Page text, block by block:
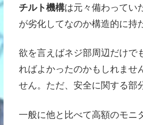
チルト機構は元々備わってい
が劣化してなのか構造的に持
欲を言えばネジ部周辺だけで
ればよかったのかもしれませ
せん。ただ、安全に関する部
一般に他と比べて高額のモニ